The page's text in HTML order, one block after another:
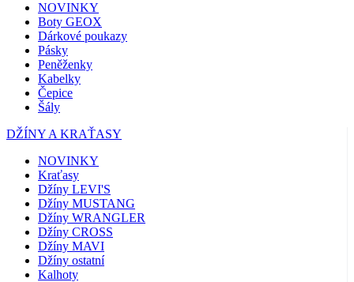
NOVINKY
Boty GEOX
Dárkové poukazy
Pásky
Peněženky
Kabelky
Čepice
Šály
DŽÍNY A KRAŤASY
NOVINKY
Kraťasy
Džíny LEVI'S
Džíny MUSTANG
Džíny WRANGLER
Džíny CROSS
Džíny MAVI
Džíny ostatní
Kalhoty